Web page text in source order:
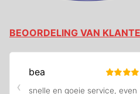
BEOORDELING VAN